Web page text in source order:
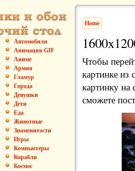
Автомобили
Анимация GIF
Аниме
Армия
Гламур
Города
Девушки
Дети
Еда
Животные
Знаменитости
Игры
Компьютеры
Корабли
Космос
Home
Чтобы
картинке из
картинку на
сможете